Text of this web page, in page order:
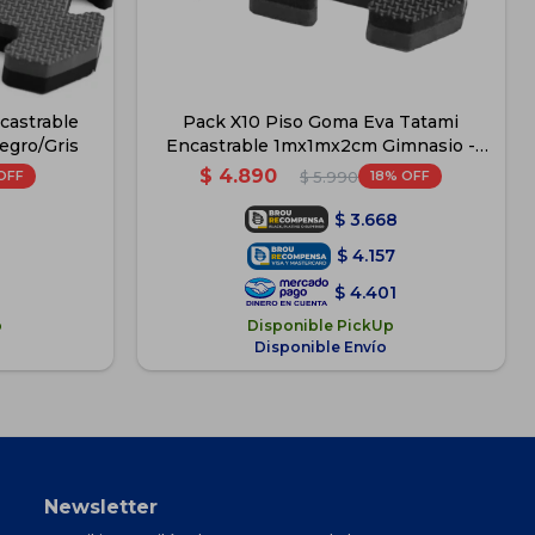
Gris
Pack X10 Piso Goma Eva Tatami
Encastrable 1mx1mx2cm Gimnasio -
Negro / Gris
$ 4.890 $ 5.990 18
$ 3.668
$ 4.157
$ 4.401
Disponible PickUp
Disponible Envío
Newsletter